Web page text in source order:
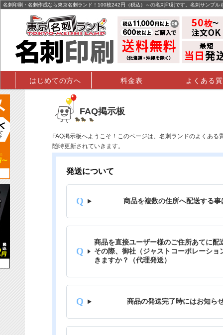
名刺,名刺印刷,名刺作成,特殊名刺,データ入稿 - FAQ掲示板
名刺印刷・名刺作成なら東京名刺ランド！100枚242円（税込）～の名刺印刷です。名刺サンプル
はじめての方へ 料金表 よくある
FAQ掲示板
FAQ掲示板へようこそ！このページは、名刺ランドのよくある
随時更新されていきます。